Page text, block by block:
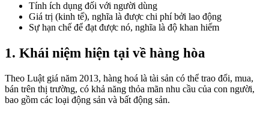
Tính ích dụng đối với người dùng
Giá trị (kinh tế), nghĩa là được chi phí bởi lao động
Sự hạn chế để đạt được nó, nghĩa là độ khan hiếm
1. Khái niệm hiện tại về hàng hòa
Theo Luật giá năm 2013, hàng hoá là tài sản có thể trao đổi, mua,
bán trên thị trường, có khả năng thỏa mãn nhu cầu của con người,
bao gồm các loại động sản và bất động sản.